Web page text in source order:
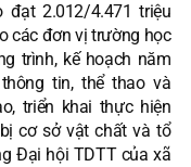
2.012/4.471 triệu
các đơn vị trường học
trình, kế hoạch năm
tin, thể thao và
triển khai thực hiện
cơ sở vật chất và tổ
Đại hội TDTT của xã